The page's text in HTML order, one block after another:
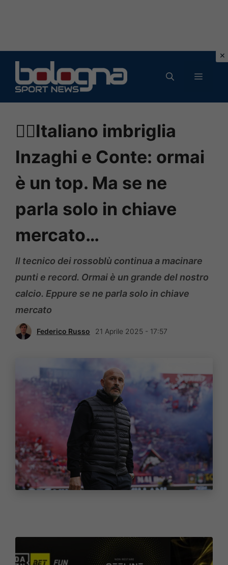
contenuto
MENU
✍🏼Italiano imbriglia
Inzaghi e Conte: ormai
è un top. Ma se ne
parla solo in chiave
mercato…
Il tecnico dei rossoblù continua a macinare
punti e record. Ormai è un grande del nostro
calcio. Eppure se ne parla solo in chiave
mercato
Federico Russo 21 Aprile 2025 - 17:57